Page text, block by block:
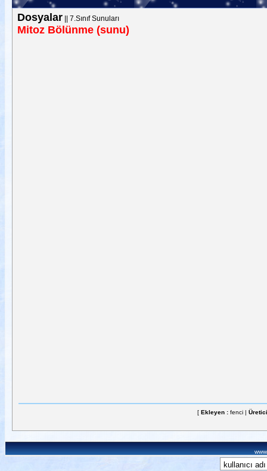
Dosyalar|| 7.Sınıf Sunuları
Mitoz Bölünme (sunu)
[ Ekleyen : fenci |